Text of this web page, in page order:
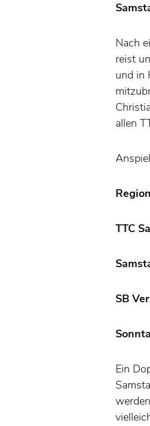
Nach
reist
und in
allen
TTC
SB
Ein